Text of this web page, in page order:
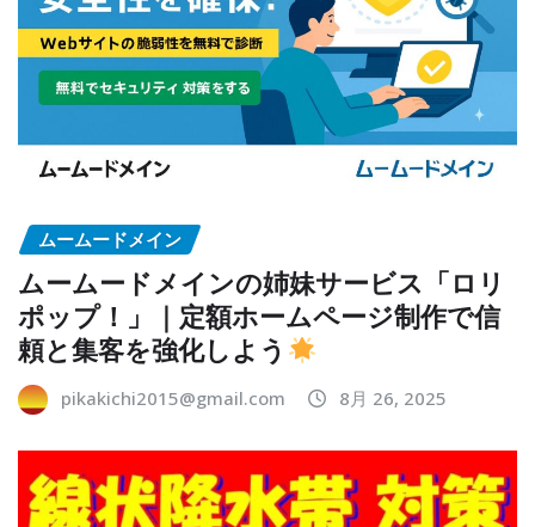
ムームードメイン
ムームードメインの姉妹サービス「ロリ
ポップ！」｜定額ホームページ制作で信
頼と集客を強化しよう
pikakichi2015@gmail.com 8月 26, 2025